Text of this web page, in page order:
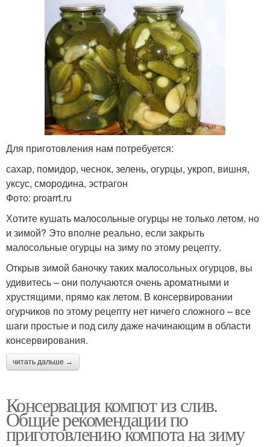
Для приготовления нам потребуется:
сахар, помидор, чеснок, зелень, огурцы, укроп, вишня,
уксус, смородина, эстрагон
Фото: proarrt.ru
Хотите кушать малосольные огурцы не только летом, но
и зимой? Это вполне реально, если закрыть
малосольные огурцы на зиму по этому рецепту.
Открыв зимой баночку таких малосольных огурцов, вы
удивитесь – они получаются очень ароматными и
хрустящими, прямо как летом. В консервировании
огурчиков по этому рецепту нет ничего сложного – все
шаги простые и под силу даже начинающим в области
консервирования.
читать дальше →
Консервация компот из слив.
Общие рекомендации по
приготовлению компота на зиму